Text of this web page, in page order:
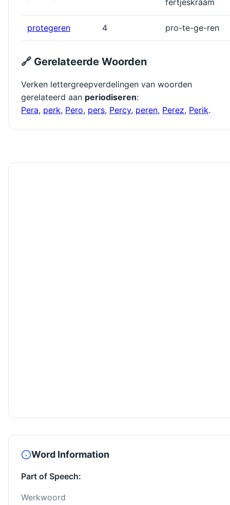
fertjeskraam
protegeren 4 pro-te-ge-ren
🔗 Gerelateerde Woorden
Verken lettergreepverdelingen van woorden
gerelateerd aan periodiseren:
Pera, perk, Pero, pers, Percy, peren, Perez, Perik.
Word Information
Part of Speech:
Werkwoord